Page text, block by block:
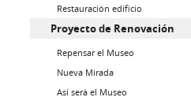
Restauración edificio
Proyecto de Renovación
Repensar el Museo
Nueva Mirada
Así será el Museo